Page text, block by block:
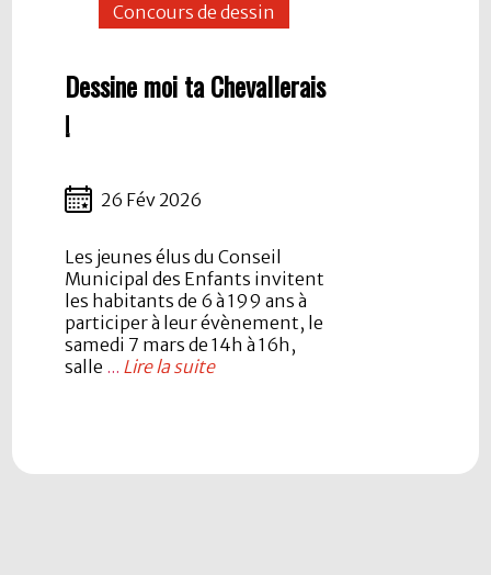
Concours de dessin
Dessine moi ta Chevallerais
!
26 Fév 2026
Les jeunes élus du Conseil
Municipal des Enfants invitent
les habitants de 6 à 199 ans à
participer à leur évènement, le
samedi 7 mars de 14h à 16h,
salle ... Lire la suite